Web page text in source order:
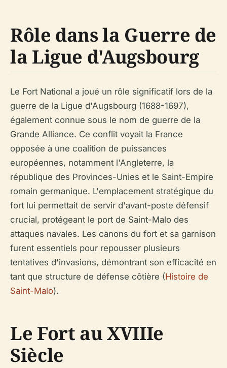
Rôle dans la Guerre de
la Ligue d'Augsbourg
Le Fort National a joué un rôle significatif lors de la
guerre de la Ligue d'Augsbourg (1688-1697),
également connue sous le nom de guerre de la
Grande Alliance. Ce conflit voyait la France
opposée à une coalition de puissances
européennes, notamment l'Angleterre, la
république des Provinces-Unies et le Saint-Empire
romain germanique. L'emplacement stratégique du
fort lui permettait de servir d'avant-poste défensif
crucial, protégeant le port de Saint-Malo des
attaques navales. Les canons du fort et sa garnison
furent essentiels pour repousser plusieurs
tentatives d'invasions, démontrant son efficacité en
tant que structure de défense côtière (Histoire de
Saint-Malo).
Le Fort au XVIIIe
Siècle